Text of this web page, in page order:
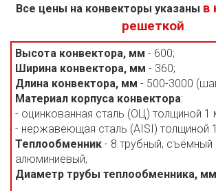
Все цены на конвекторы указаны в
решеткой.
Высота конвектора, мм - 600;
Ширина конвектора, мм - 360;
Длина конвектора, мм - 500-3000
Материал корпуса конвектора:
- оцинкованная сталь (ОЦ) толщиной 1
- нержавеющая сталь (AISI) толщиной
Теплообменник - 8 трубный,
алюминиевый;
Диаметр трубы теплообменника, мм